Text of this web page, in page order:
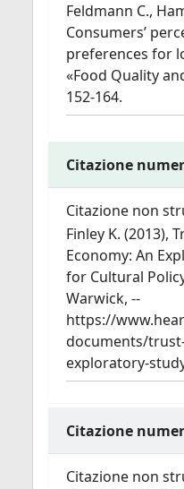
Feldmann C.,
Consumers’
preferences for
«Food Quality
152-164.
Citazione
Citazione non
Finley K. (2013),
Economy: An
for Cultural
Warwick, --
https://
documents/
exploratory-
Citazione
Citazione non